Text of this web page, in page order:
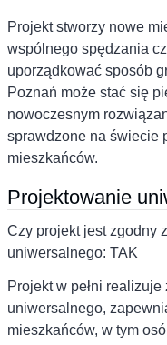
Projekt stworzy nowe
wspólnego spędzania
uporządkować sposób
Poznań może stać się
nowoczesnym
sprawdzone na świecie
mieszkańców.
Projektowanie
Czy projekt jest zgodny
uniwersalnego: TAK
Projekt w pełni
uniwersalnego,
mieszkańców, w tym